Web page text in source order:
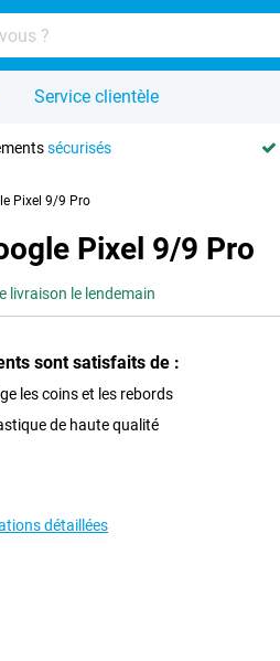
Service clientèle
sécurisés
Pixel 9/9 Pro
Pixel 9/9 Pro
livraison le lendemain
sont satisfaits de :
les coins et les rebords
de haute qualité
détaillées